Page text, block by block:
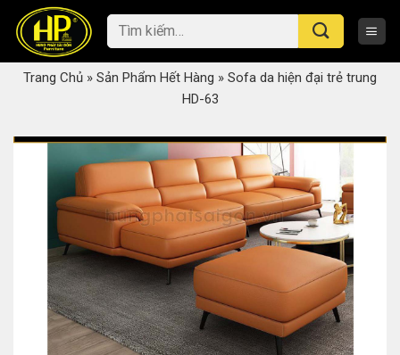
content
Tìm
kiếm:
Trang Chủ » Sản Phẩm Hết Hàng » Sofa da hiện đại trẻ trung
HD-63